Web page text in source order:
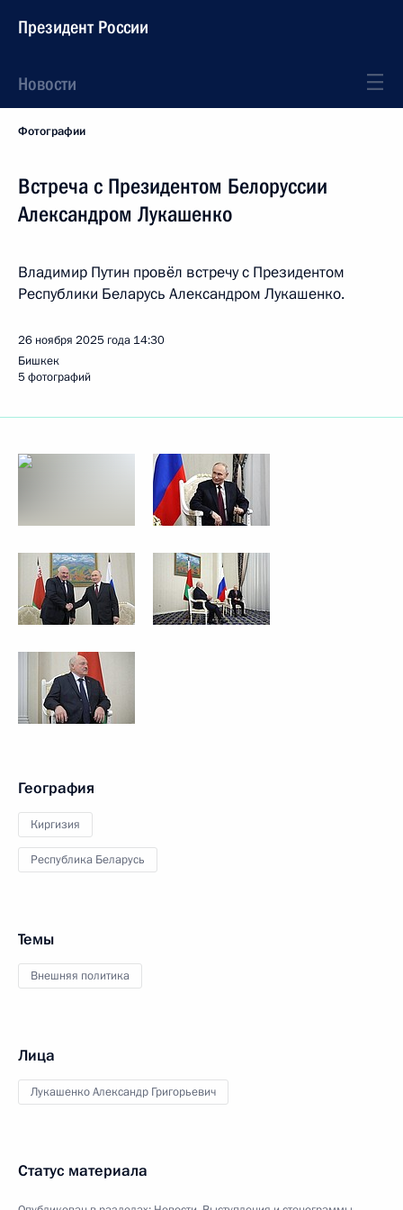
Президент России
Новости
Фотографии
Встреча с Президентом Белоруссии
Александром Лукашенко
Владимир Путин провёл встречу с Президентом
Республики Беларусь Александром Лукашенко.
26 ноября 2025 года 14:30
Бишкек
5 фотографий
География
Киргизия
Республика Беларусь
Темы
Внешняя политика
Лица
Лукашенко Александр Григорьевич
Статус материала